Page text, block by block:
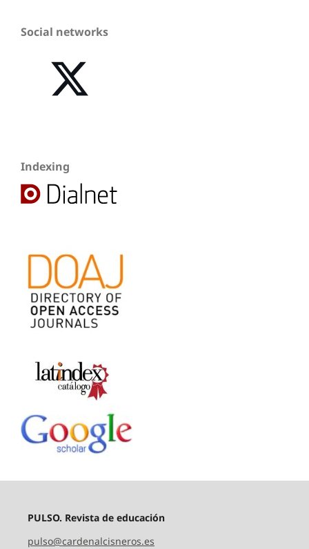
Social networks
Indexing
PULSO. Revista de educación
pulso@cardenalcisneros.es